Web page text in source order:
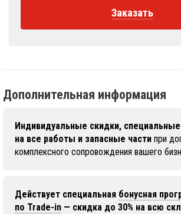
Заказать
Дополнительная информация
Индивидуальные скидки,
на все работы и запасные части при
комплексного сопровождения вашего
Действует специальная бонусная
по Trade-in — скидка до 30% на всю